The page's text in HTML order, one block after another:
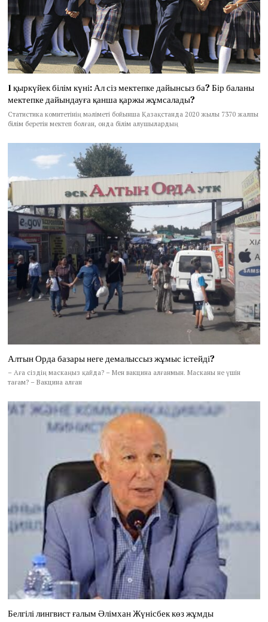
1 қыркүйек білім күні: Ал сіз мектепке дайынсыз ба? Бір баланы
мектепке дайындауға қанша қаржы жұмсалады?
Статистика комитетінің мәліметі бойынша Қазақстанда 2020 жылы 7370 жалпы
білім беретін мектеп болған, онда білім алушылардың
Алтын Орда базары неге демалыссыз жұмыс істейді?
– Аға сіздің маскаңыз қайда? – Мен вакцина алғанмын. Масканы не үшін
тағам? – Вакцина алған
Белгілі лингвист ғалым Әлімхан Жүнісбек көз жұмды